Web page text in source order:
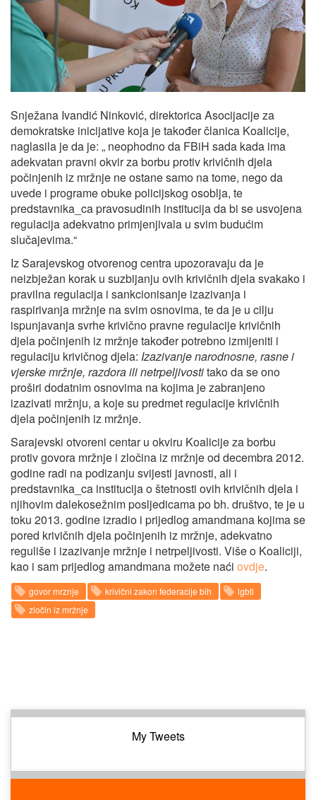
Snježana Ivandić Ninković, direktorica Asocijacije za
demokratske inicijative koja je također članica Koalicije,
naglasila je da je: „ neophodno da FBiH sada kada ima
adekvatan pravni okvir za borbu protiv krivičnih djela
počinjenih iz mržnje ne ostane samo na tome, nego da
uvede i programe obuke policijskog osoblja, te
predstavnika_ca pravosudinih institucija da bi se usvojena
regulacija adekvatno primjenjivala u svim budućim
slučajevima.“
Iz Sarajevskog otvorenog centra upozoravaju da je
neizbježan korak u suzbijanju ovih krivičnih djela svakako i
pravilna regulacija i sankcionisanje izazivanja i
raspirivanja mržnje na svim osnovima, te da je u cilju
ispunjavanja svrhe krivično pravne regulacije krivičnih
djela počinjenih iz mržnje također potrebno izmijeniti i
regulaciju krivičnog djela: Izazivanje narodnosne, rasne i
vjerske mržnje, razdora ili netrpeljivostitako da se ono
proširi dodatnim osnovima na kojima je zabranjeno
izazivati mržnju, a koje su predmet regulacije krivičnih
djela počinjenih iz mržnje.
Sarajevski otvoreni centar u okviru Koalicije za borbu
protiv govora mržnje i zločina iz mržnje od decembra 2012.
godine radi na podizanju svijesti javnosti, ali i
predstavnika_ca institucija o štetnosti ovih krivičnih djela i
njihovim dalekosežnim posljedicama po bh. društvo, te je u
toku 2013. godine izradio i prijedlog amandmana kojima se
pored krivičnih djela počinjenih iz mržnje, adekvatno
reguliše i izazivanje mržnje i netrpeljivosti. Više o Koaliciji,
kao i sam prijedlog amandmana možete naći ovdje.
govor mrznje krivični zakon federacije bih
lgbti
zločin iz mržnje
My Tweets